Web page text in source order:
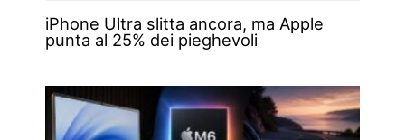
iPhone Ultra slitta ancora, ma Apple
punta al 25% dei pieghevoli